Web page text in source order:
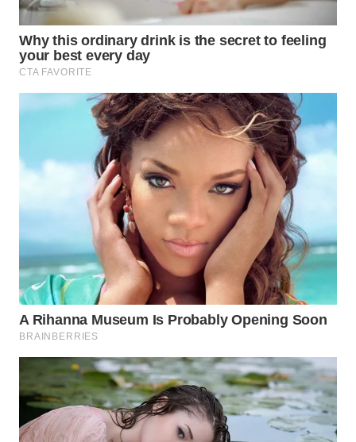
WN
CIREBON
WN
INDRAMAYU
MAJALENGKA
WN
SUBANG
SUKABUMI
WN
PURWAKARTA
WN